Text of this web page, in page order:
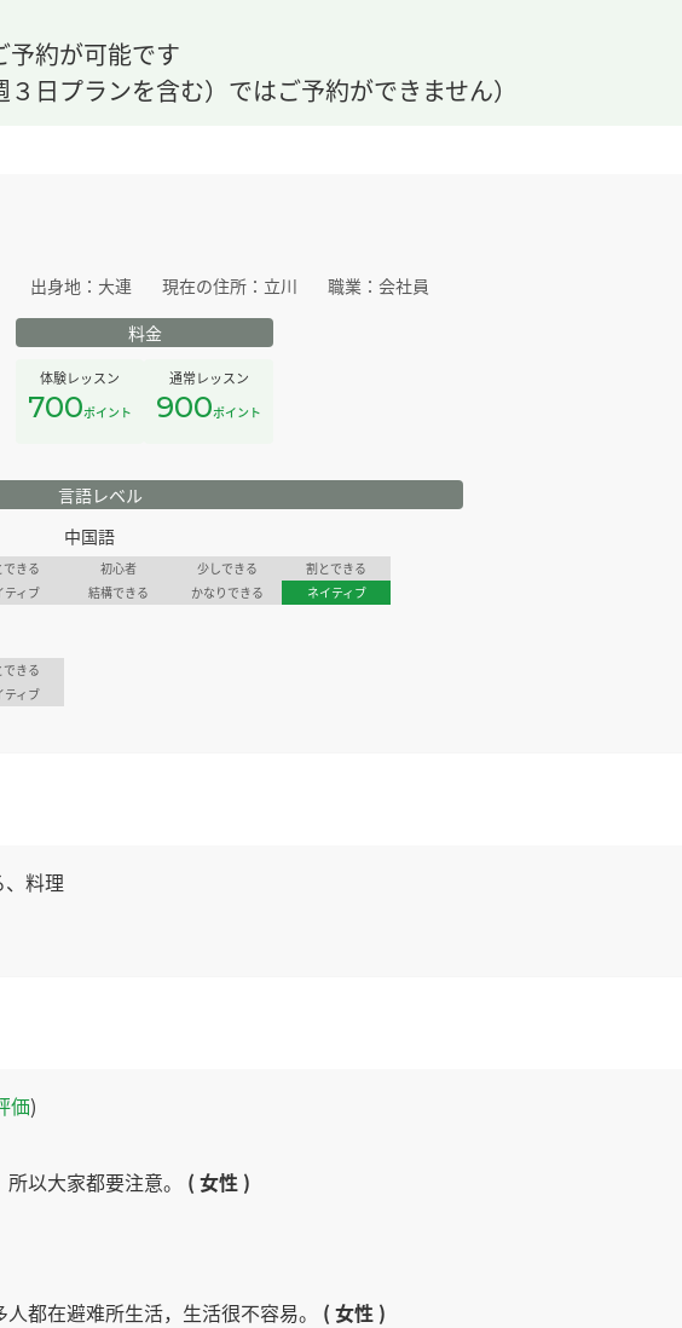
約が可能です
３日プランを含む）ではご予約ができません）
出身地： 大連 現在の住所： 立川 職業： 会社員
料金
体験レッスン
700ポイント
通常レッスン
900ポイント
言語レベル
できる
ティブ
中国語
初心者 少しできる
割とできる
結構できる
かなりできる ネイティブ
できる
ティブ
料理
価)
以大家都要注意。 ( 女性 )
都在避难所生活，生活很不容易。 ( 女性 )